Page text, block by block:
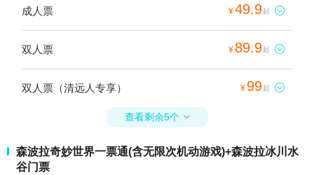
成人票 ¥49.9起 
双人票 ¥ 89.9起 
双人票（清远人专享） ¥ 99起 
查看剩余5个 
森波拉奇妙世界一票通(含无限次机动游戏)+森波拉冰川水
谷门票